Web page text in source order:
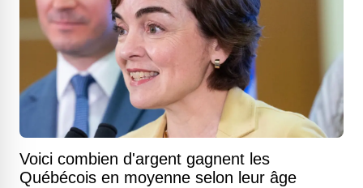
Voici combien d'argent gagnent les
Québécois en moyenne selon leur âge